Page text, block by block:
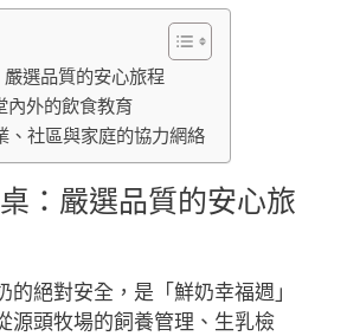
選品質的安心旅程
內外的飲食教育
、社區與家庭的協力網絡
：嚴選品質的安心旅
的絕對安全，是「鮮奶幸福週」
源頭牧場的飼養管理、生乳檢